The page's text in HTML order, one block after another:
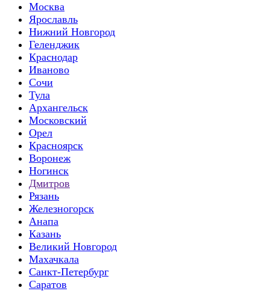
Москва
Ярославль
Нижний Новгород
Геленджик
Краснодар
Иваново
Сочи
Тула
Архангельск
Московский
Орел
Красноярск
Воронеж
Ногинск
Дмитров
Рязань
Железногорск
Анапа
Казань
Великий Новгород
Махачкала
Санкт-Петербург
Саратов